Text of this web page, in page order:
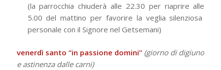
(la parrocchia chiuderà alle 22.30 per riaprire alle
5.00 del mattino per favorire la veglia silenziosa
personale con il Signore nel Getsemani)
venerdì santo “in passione domini” (giorno di digiuno
e astinenza dalle carni)